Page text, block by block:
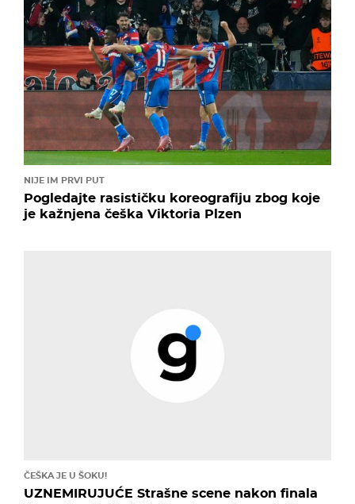
NIJE IM PRVI PUT
Pogledajte rasističku koreografiju zbog koje
je kažnjena češka Viktoria Plzen
ČEŠKA JE U ŠOKU!
UZNEMIRUJUĆE Strašne scene nakon finala